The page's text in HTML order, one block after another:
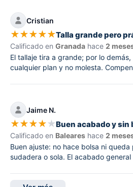
Cristian
★★★★★Talla grande pero
Calificado en Granada hace 2
El tallaje tira a grande; por lo
cualquier plan y no molesta.
Jaime N.
★★★★★Buen acabado y sin
Calificado en Baleares hace 2
Buen ajuste: no hace bolsa ni
sudadera o sola. El acabado